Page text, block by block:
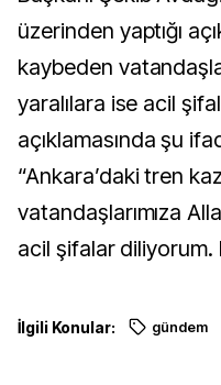
üzerinden yaptığı
kaybeden
yaralılara ise acil
açıklamasında şu
“Ankara’daki tren
vatandaşlarımıza
acil şifalar diliyorum.
İlgili Konular: gündem